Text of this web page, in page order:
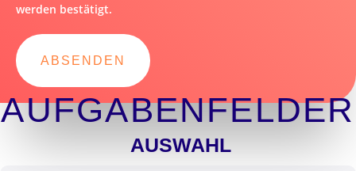
werden bestätigt.
ABSENDEN
AUFGABENFELDER
AUSWAHL